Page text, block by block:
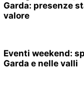
Garda: presenze
valore
Eventi weekend:
Garda e nelle valli